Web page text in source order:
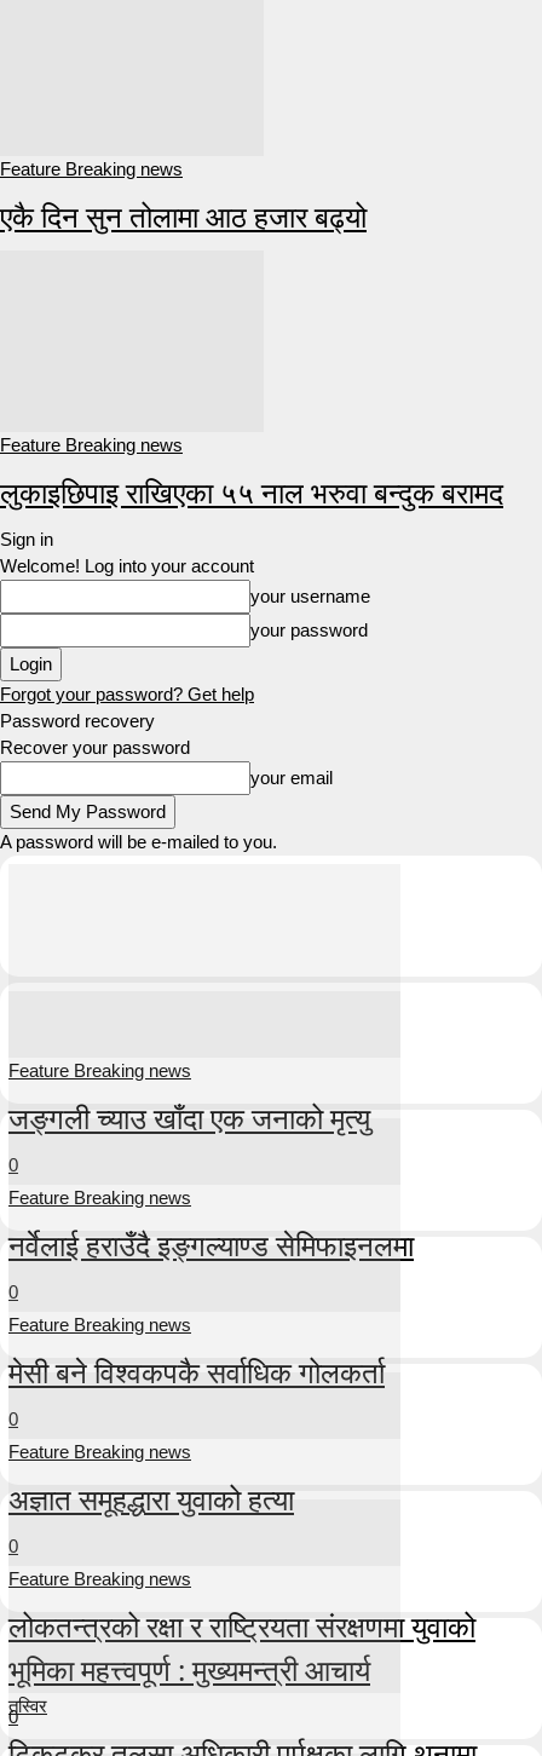
Feature Breaking news
एकै दिन सुन तोलामा आठ हजार बढ्यो
Feature Breaking news
लुकाइछिपाइ राखिएका ५५ नाल भरुवा बन्दुक बरामद
Sign in
Welcome! Log into your account
your username
your password
Forgot your password? Get help
Password recovery
Recover your password
your email
A password will be e-mailed to you.
Feature Breaking news
जङ्गली च्याउ खाँदा एक जनाको मृत्यु
0
Feature Breaking news
नर्वेलाई हराउँदै इङ्गल्याण्ड सेमिफाइनलमा
0
Feature Breaking news
मेसी बने विश्वकपकै सर्वाधिक गोलकर्ता
0
Feature Breaking news
अज्ञात समूहद्धारा युवाको हत्या
0
Feature Breaking news
लोकतन्त्रको रक्षा र राष्ट्रियता संरक्षणमा युवाको
भूमिका महत्त्वपूर्ण : मुख्यमन्त्री आचार्य
0
तस्विर